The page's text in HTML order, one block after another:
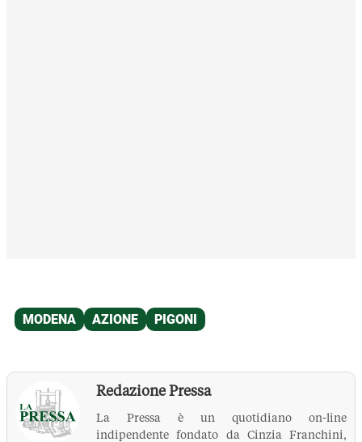
Redazione Pressa
La Pressa è un quotidiano on-line
indipendente fondato da Cinzia Franchini,